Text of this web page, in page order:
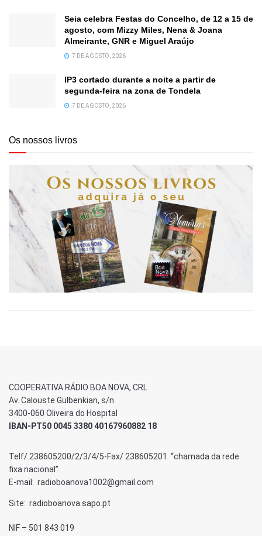
Seia celebra Festas do Concelho, de 12 a 15 de
agosto, com Mizzy Miles, Nena & Joana
Almeirante, GNR e Miguel Araújo
7 DE AGOSTO, 2026
IP3 cortado durante a noite a partir de
segunda-feira na zona de Tondela
7 DE AGOSTO, 2026
Os nossos livros
COOPERATIVA RÁDIO BOA NOVA, CRL
Av. Calouste Gulbenkian, s/n
3400-060 Oliveira do Hospital
IBAN-PT50 0045 3380 40167960882 18
Telf/ 238605200/2/3/4/5-Fax/ 238605201 “chamada da rede
fixa nacional”
E-mail: radioboanova1002@gmail.com
Site: radioboanova.sapo.pt
NIF – 501 843 019